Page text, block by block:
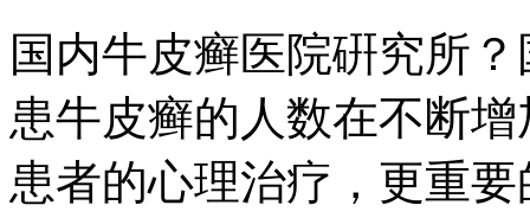
国内牛皮癣医院硏究所
患牛皮癣的人数在不断
患者的心理治疗，更重